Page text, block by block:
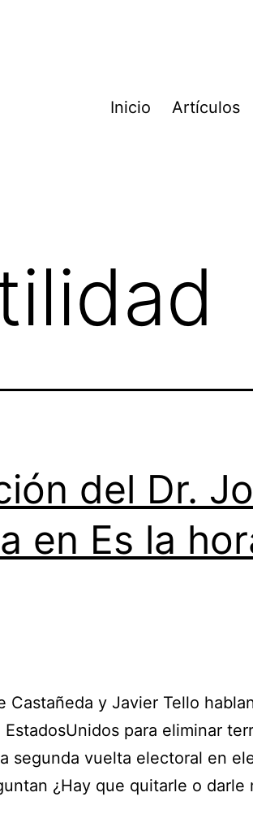
Inicio Artículos
del Dr.
en Es la
Castañeda y Javier Tello
para eliminar
segunda vuelta electoral en
¿Hay que quitarle o darle